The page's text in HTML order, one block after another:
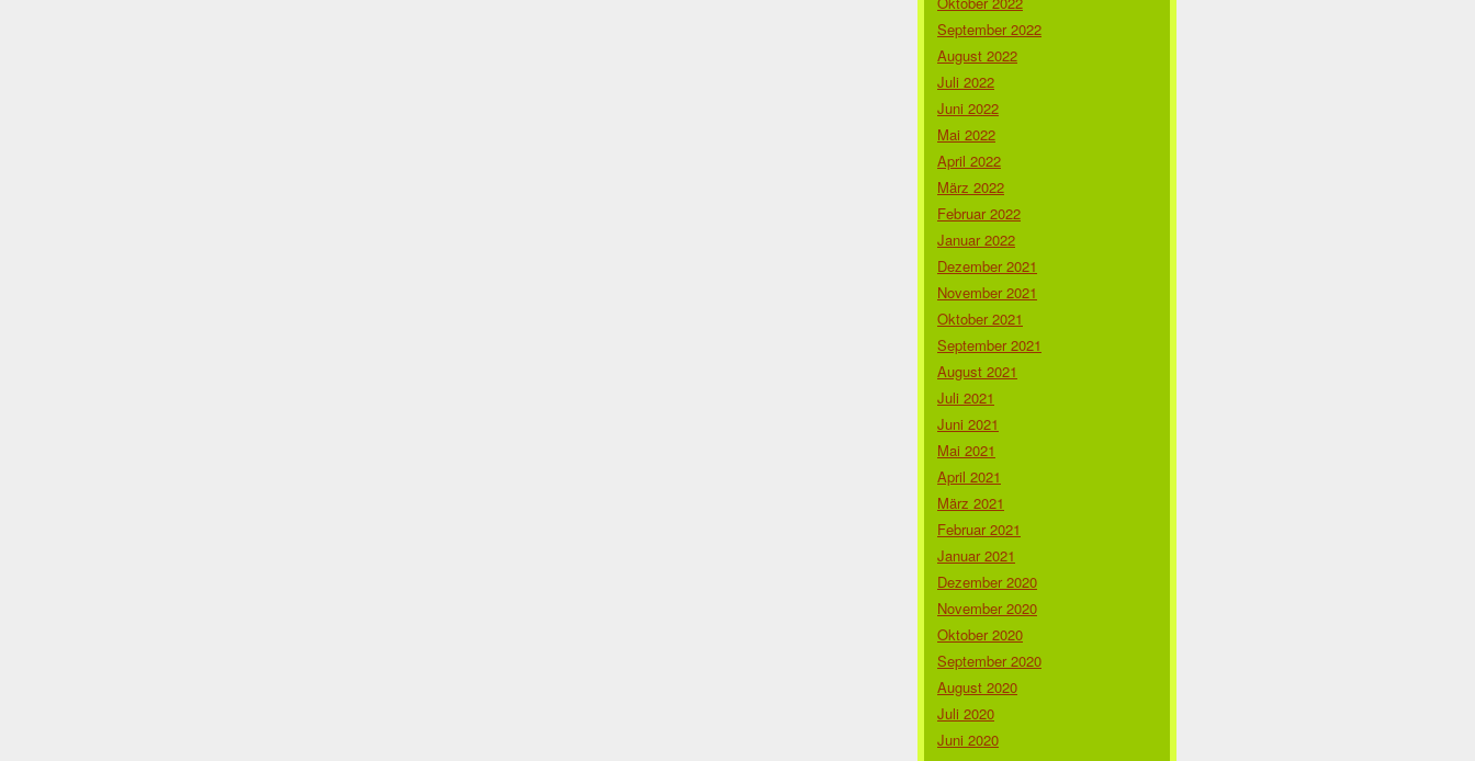
September 2022
August 2022
Juli 2022
Juni 2022
Mai 2022
April 2022
März 2022
Februar 2022
Januar 2022
Dezember 2021
November 2021
Oktober 2021
September 2021
August 2021
Juli 2021
Juni 2021
Mai 2021
April 2021
März 2021
Februar 2021
Januar 2021
Dezember 2020
November 2020
Oktober 2020
September 2020
August 2020
Juli 2020
Juni 2020